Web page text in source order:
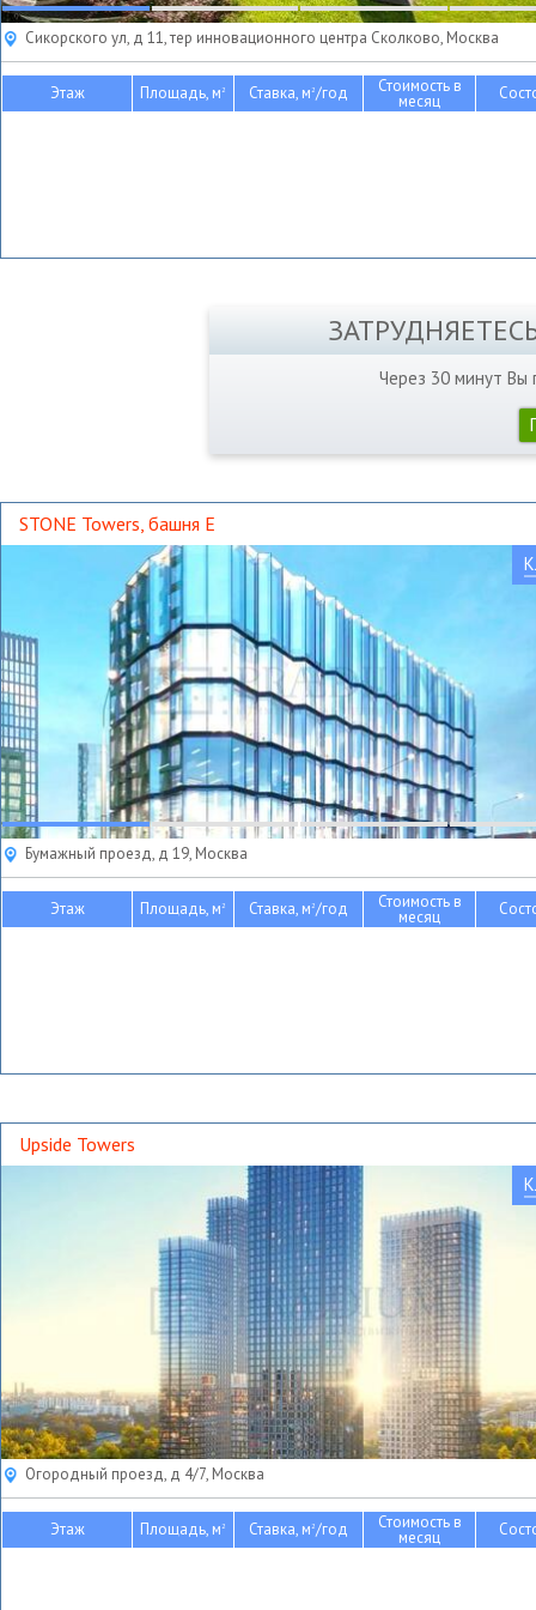
Сикорского ул, д 11, тер инновационного центра Сколково, Москва
Этаж Площадь, м2 Ставка, м2/год Стоимость в
месяц
Через 30 минут Вы
STONE Towers, башня Е
Бумажный проезд, д 19, Москва
Этаж Площадь, м2 Ставка, м2/год Стоимость в
месяц
Upside Towers
Огородный проезд, д 4/7, Москва
Этаж Площадь, м2 Ставка, м2/год Стоимость в
месяц